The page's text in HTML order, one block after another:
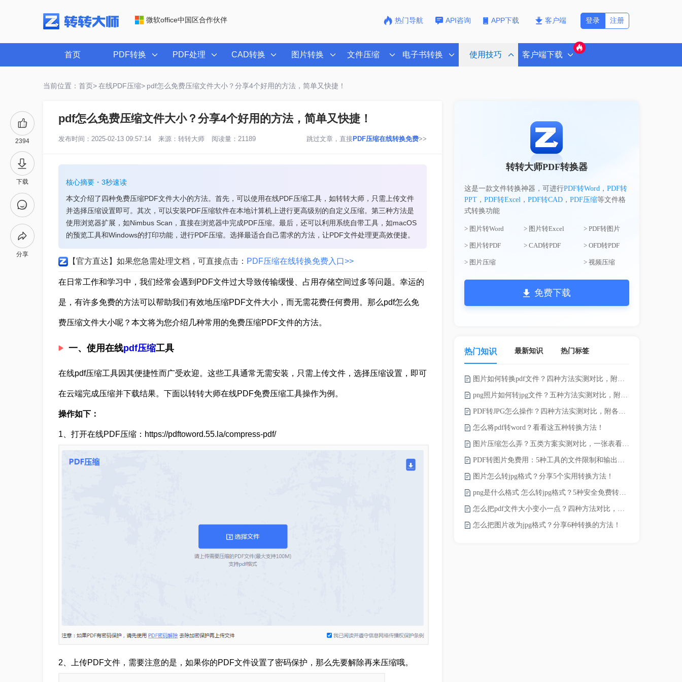
微软office中国区合作伙伴 热门导航 API咨询 APP下载 客户端 注册
登录
首页 PDF转换 PDF处理 CAD转换 图片转换 文件压缩 电子书转换 使用技巧 客户端下载
当前位置：首页> 在线PDF压缩> pdf怎么免费压缩文件大小？分享4个好用的方法，简单又快捷！
2394
下载
分享
pdf怎么免费压缩文件大小？分享4个好用的方法，简单又快捷！
发布时间：2025-02-13 09:57:14 来源： 转转大师 阅读量：21189 跳过文章，直接PDF压缩在线转换免费>>
核心摘要・3秒速读
本文介绍了四种免费压缩PDF文件大小的方法。首先，可以使用在线PDF压缩工具，如转转大师，只需上传文件
并选择压缩设置即可。其次，可以安装PDF压缩软件在本地计算机上进行更高级别的自定义压缩。第三种方法是
使用浏览器扩展，如Nimbus Scan，直接在浏览器中完成PDF压缩。最后，还可以利用系统自带工具，如macOS
的预览工具和Windows的打印功能，进行PDF压缩。选择最适合自己需求的方法，让PDF文件处理更高效便捷。
【官方直达】如果您急需处理文档，可直接点击： PDF压缩在线转换免费入口>>
在日常工作和学习中，我们经常会遇到PDF文件过大导致传输缓慢、占用存储空间过多等问题。幸运的
是，有许多免费的方法可以帮助我们有效地压缩PDF文件大小，而无需花费任何费用。那么pdf怎么免
费压缩文件大小呢？本文将为您介绍几种常用的免费压缩PDF文件的方法。
一、使用在线pdf压缩工具
在线pdf压缩工具因其便捷性而广受欢迎。这些工具通常无需安装，只需上传文件，选择压缩设置，即可
在云端完成压缩并下载结果。下面以转转大师在线PDF免费压缩工具操作为例。
操作如下：
1、打开在线PDF压缩：https://pdftoword.55.la/compress-pdf/
2、上传PDF文件，需要注意的是，如果你的PDF文件设置了密码保护，那么先要解除再来压缩哦。
转转大师PDF转换器
这是一款文件转换神器，可进行PDF转Word， PDF转
PPT， PDF转Excel， PDF转CAD， PDF压缩等文件格
式转换功能
> 图片转Word > 图片转Excel > PDF转图片
> 图片转PDF > CAD转PDF > OFD转PDF
> 图片压缩 > 视频压缩
免费下载
热门知识 最新知识 热门标签
图片如何转换pdf文件？四种方法实测对比，附各场景最优选！
png照片如何转jpg文件？五种方法实测对比，附各场景最优选!！
PDF转JPG怎么操作？四种方法实测对比，附各场景最优选！
怎么将pdf转word？看看这五种转换方法！
图片压缩怎么弄？五类方案实测对比，一张表看懂怎么选！
PDF转图片免费用：5种工具的文件限制和输出质量对比！
图片怎么转jpg格式？分享5个实用转换方法！
png是什么格式 怎么转jpg格式？5种安全免费转换方法全解析！
怎么把pdf文件大小变小一点？四种方法对比，一看就懂！
怎么把图片改为jpg格式？分享6种转换的方法！